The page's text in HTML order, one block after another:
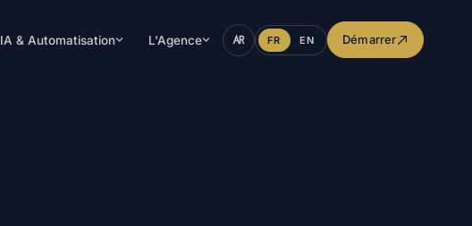
IA & Automatisation L'Agence FR EN Démarrer